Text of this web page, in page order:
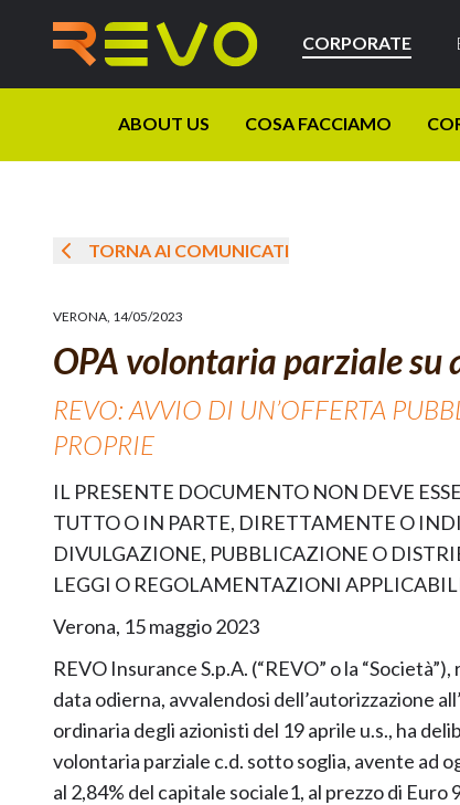
CORPORATE
ABOUT US COSA FACCIAMO
TORNA AI COMUNICATI
VERONA, 14/05/2023
OPA volontaria parziale su
REVO: AVVIO DI UN’OFFERTA
PROPRIE
IL PRESENTE DOCUMENTO NON DEVE
TUTTO O IN PARTE, DIRETTAMENTE O
DIVULGAZIONE, PUBBLICAZIONE O
LEGGI O REGOLAMENTAZIONI
Verona, 15 maggio 2023
REVO Insurance S.p.A. (“REVO” o la
data odierna, avvalendosi dell’autorizzazione
ordinaria degli azionisti del 19 aprile u.s., ha
volontaria parziale c.d. sotto soglia, avente ad
al 2,84% del capitale sociale1, al prezzo di